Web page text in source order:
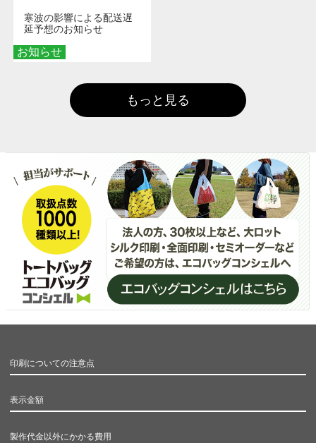
お知らせ
寒波の影響による配送遅
延予想のお知らせ
もっと見る
印刷についての注意点
表示金額
製作代金以外にかかる費用